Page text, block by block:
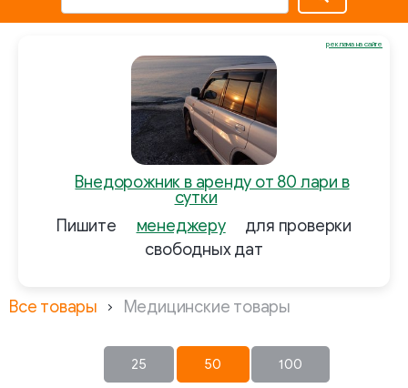
Внедорожник в аренду от 80 лари в
сутки
Пишите
менеджеру
для проверки
свободных дат
реклама на сайте
Все товары Медицинские товары
25 50 100